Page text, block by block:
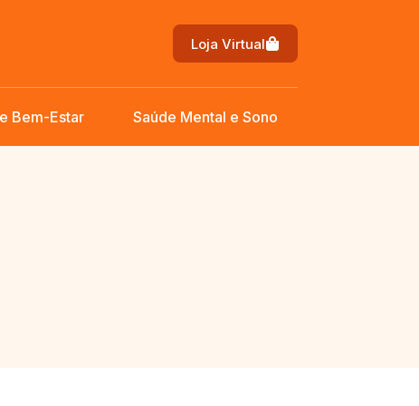
Loja Virtual
Bem-Estar Saúde Mental e Sono